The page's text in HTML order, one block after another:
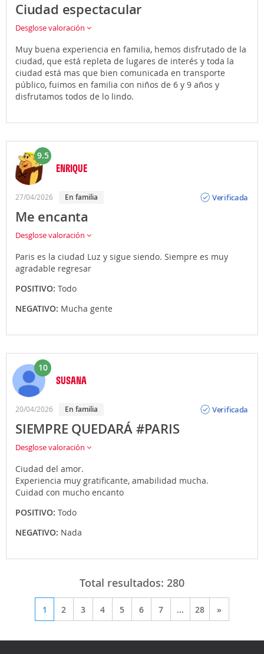
Ciudad espectacular
Desglose valoración
Muy buena experiencia en familia, hemos disfrutado de la
ciudad, que está repleta de lugares de interés y toda la
ciudad está mas que bien comunicada en transporte
público, fuimos en familia con niños de 6 y 9 años y
disfrutamos todos de lo lindo.
9.5
ENRIQUE
27/04/2026 en familia
Verificada
Me encanta
Desglose valoración
Paris es la ciudad Luz y sigue siendo. Siempre es muy
agradable regresar
POSITIVO: Todo
NEGATIVO: Mucha gente
10
SUSANA
20/04/2026 en familia
Verificada
SIEMPRE QUEDARÁ #PARIS
Desglose valoración
Ciudad del amor.
Experiencia muy gratificante, amabilidad mucha.
Cuidad con mucho encanto
POSITIVO: Todo
NEGATIVO: Nada
Total resultados: 280
1 2 3 4 5 6 7 ... 28 »